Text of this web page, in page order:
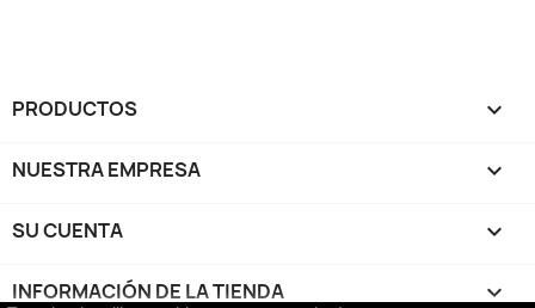
PRODUCTOS 
NUESTRA EMPRESA 
SU CUENTA 
INFORMACIÓN DE LA TIENDA keyboard_arrow_down